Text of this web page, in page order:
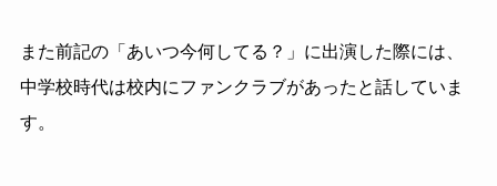
また前記の「あいつ今何してる？」に出演した際には、
中学校時代は校内にファンクラブがあったと話していま
す。